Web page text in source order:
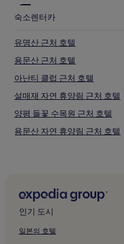
숙소렌터카
유명산 근처 호텔
용문산 근처 호텔
아난티 클럽 근처 호텔
설매재 자연 휴양림 근처 호텔
양평 들꽃 수목원 근처 호텔
용문산 자연 휴양림 근처 호텔
양평 레일바이크 근처 호텔
백운봉 근처 호텔
인기 도시
일본의 호텔